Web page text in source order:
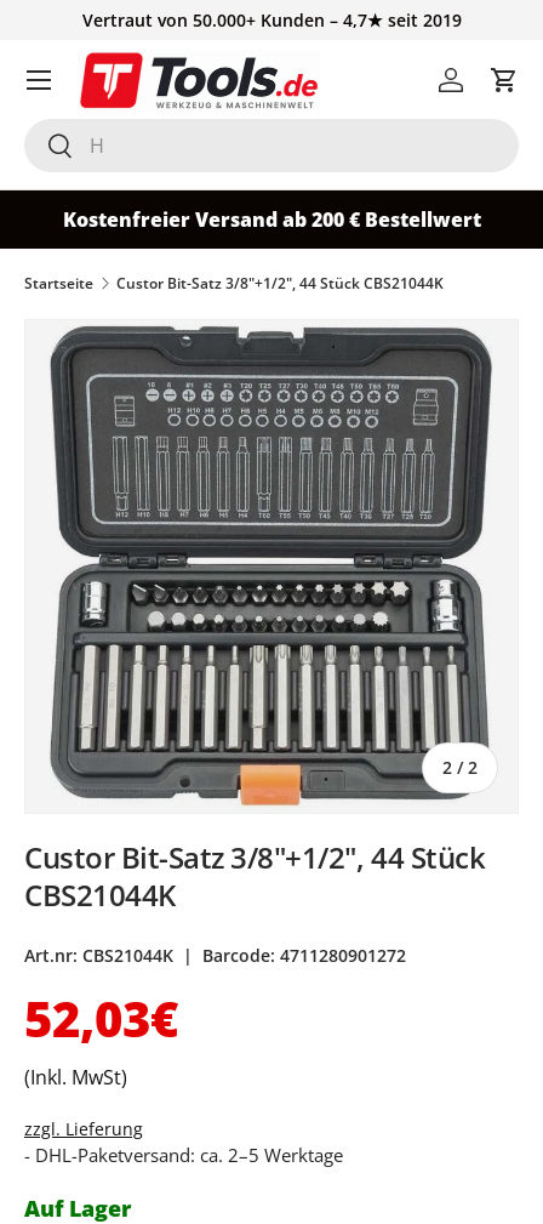
Vertraut von 50.000+ Kunden – 4,7★ seit 2019
Suchen
Suchen
Einloggen
Kostenfreier Versand ab 200 € Bestellwert
Startseite Custor Bit-Satz 3/8"+1/2", 44 Stück CBS21044K
Zu Produktinformationen springen
Bild 2 ist nun in der Galerieansicht verfügbar
2 / von
2
Custor Bit-Satz 3/8"+1/2", 44 Stück
CBS21044K
Art.nr: CBS21044K | Barcode: 4711280901272
Normaler Preis
52,03€
(Inkl. MwSt)
zzgl. Lieferung
- DHL-Paketversand: ca. 2–5 Werktage
Auf Lager